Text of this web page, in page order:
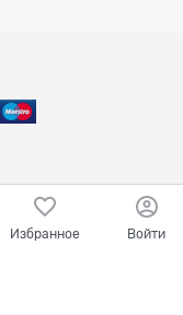
Избранное Войти